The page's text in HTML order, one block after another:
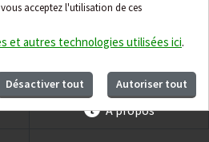
acceptez l'utilisation de ces
et autres technologies utilisées ici.
Désactiver tout Autoriser tout
54...70 °C
À propos